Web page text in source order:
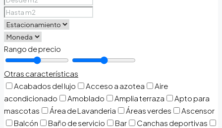
Rango de precio
Otras características
Acabados del lujo
Acceso a azotea
Aire
acondicionado
Amoblado Amplia terraza
Apto para
mascotas
Área de Lavanderia Áreas verdes
Ascensor
Balcón
Baño de servicio Bar
Canchas deportivas